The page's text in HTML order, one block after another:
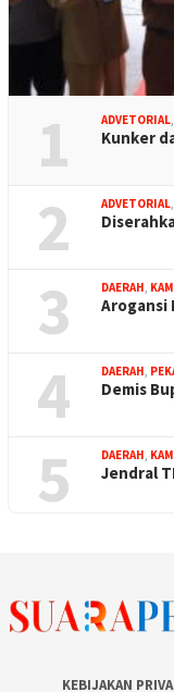
1 ADVETORIAL
Kunker
2 ADVETORIAL
3 DAERAH
Arogansi
4 DAERAH
Demis
5 DAERAH
Jendral
KEBIJAKAN